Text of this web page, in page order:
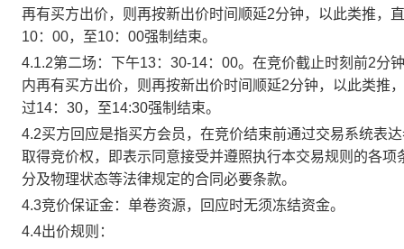
再有买方出价，则再按新出价时间顺延2分钟，以此类推，
10：00，至10：00强制结束。
4.1.2第二场：下午13：30-14：00。在竞价截止时刻前2分
内再有买方出价，则再按新出价时间顺延2分钟，以此类推
过14：30，至14:30强制结束。
4.2买方回应是指买方会员，在竞价结束前通过交易系统表
取得竞价权，即表示同意接受并遵照执行本交易规则的各
分及物理状态等法律规定的合同必要条款。
4.3竞价保证金：单卷资源，回应时无须冻结资金。
4.4出价规则：